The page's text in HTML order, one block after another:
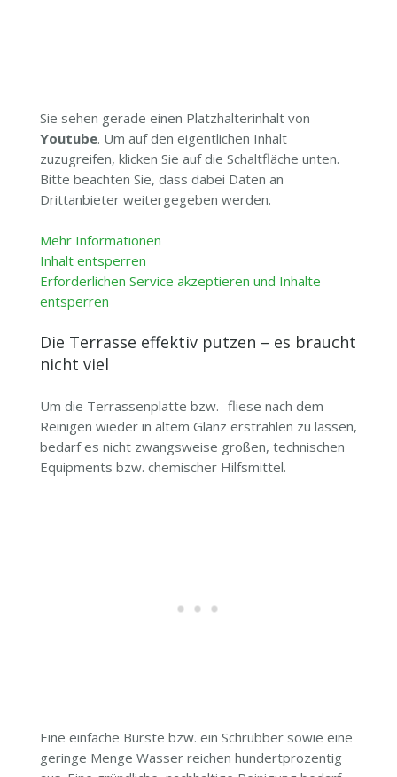
Sie sehen gerade einen Platzhalterinhalt von
Youtube. Um auf den eigentlichen Inhalt
zuzugreifen, klicken Sie auf die Schaltfläche unten.
Bitte beachten Sie, dass dabei Daten an
Drittanbieter weitergegeben werden.
Mehr Informationen
Inhalt entsperren
Erforderlichen Service akzeptieren und Inhalte
entsperren
Die Terrasse effektiv putzen – es braucht
nicht viel
Um die Terrassenplatte bzw. -fliese nach dem
Reinigen wieder in altem Glanz erstrahlen zu lassen,
bedarf es nicht zwangsweise großen, technischen
Equipments bzw. chemischer Hilfsmittel.
Eine einfache Bürste bzw. ein Schrubber sowie eine
geringe Menge Wasser reichen hundertprozentig